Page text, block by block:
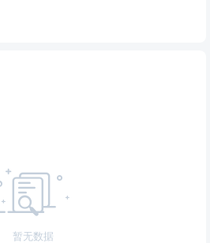
暂无数据